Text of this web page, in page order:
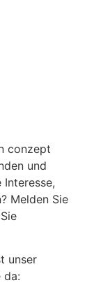
conzept
und
Melden Sie
unser
da: